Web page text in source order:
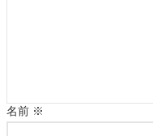
名前 ※